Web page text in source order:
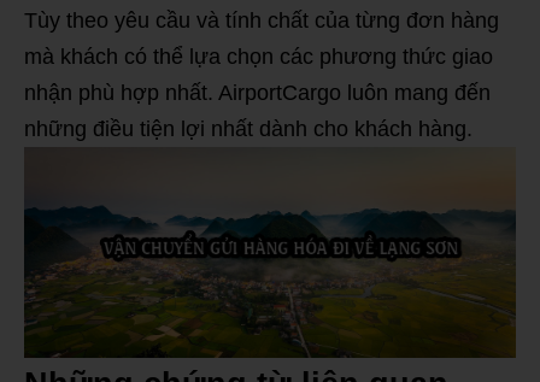
Tùy theo yêu cầu và tính chất của từng đơn hàng
mà khách có thể lựa chọn các phương thức giao
nhận phù hợp nhất. AirportCargo luôn mang đến
những điều tiện lợi nhất dành cho khách hàng.